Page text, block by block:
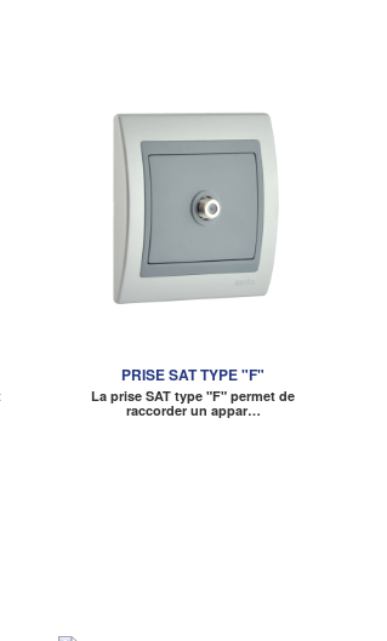
PRISE SAT TYPE "F"
La prise SAT type "F" permet de
raccorder un appar…